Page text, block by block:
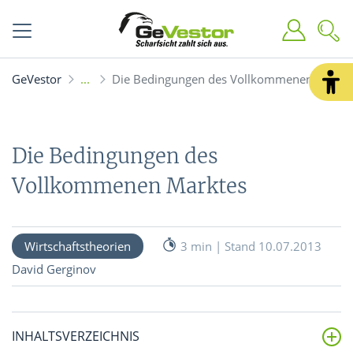
GeVestor Die Bedingungen des Vollkommenen
Die Bedingungen des
Vollkommenen Marktes
Wirtschaftstheorien
3 min | Stand 10.07.2013
David Gerginov
INHALTSVERZEICHNIS